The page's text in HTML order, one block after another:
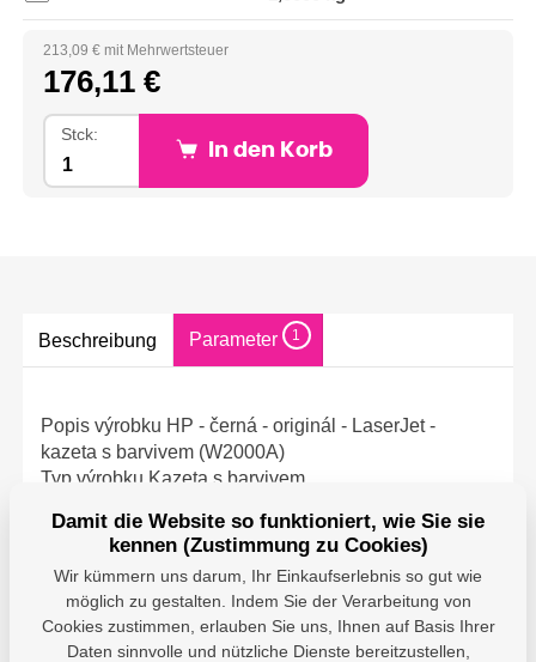
213,09 € mit Mehrwertsteuer
176,11 €
Stck:
In den Korb
Beschreibung Parameter 1
Popis výrobku HP - černá - originál - LaserJet -
kazeta s barvivem (W2000A)
Typ výrobku Kazeta s barvivem
Podřízená značka HP LaserJet
Barva tisku Černá
Výnos Až 7 000 stran ISO/IEC 19798
Kompatibilní s Color LaserJet Enterprise
M751dn,M751n
Damit die Website so funktioniert, wie Sie sie
kennen (Zustimmung zu Cookies)
Wir kümmern uns darum, Ihr Einkaufserlebnis so gut wie
möglich zu gestalten. Indem Sie der Verarbeitung von
Cookies zustimmen, erlauben Sie uns, Ihnen auf Basis Ihrer
Daten sinnvolle und nützliche Dienste bereitzustellen,